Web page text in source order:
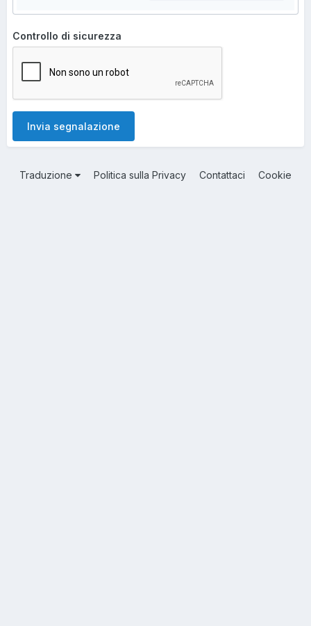
Controllo di sicurezza
Invia segnalazione
Traduzione Politica sulla Privacy Contattaci Cookie